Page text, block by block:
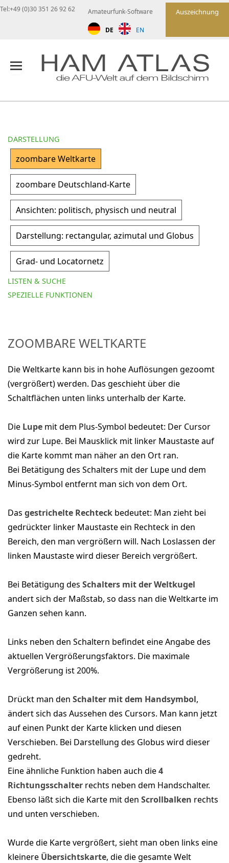
Auszeichnung
Amateurfunk-Software
DE EN
Tel:+49 (0)30 351 26 92 62
DARSTELLUNG
zoombare Weltkarte
zoombare Deutschland-Karte
Ansichten: politisch, physisch und neutral
Darstellung: rectangular, azimutal und Globus
Grad- und Locatornetz
LISTEN & SUCHE
SPEZIELLE FUNKTIONEN
ZOOMBARE WELTKARTE
Die Weltkarte kann bis in hohe Auflösungen gezoomt
(vergrößert) werden. Das geschieht über die
Schaltflächen unten links unterhalb der Karte.
Die Lupe mit dem Plus-Symbol bedeutet: Der Cursor
wird zur Lupe. Bei Mausklick mit linker Maustaste auf
die Karte kommt man näher an den Ort ran.
Bei Betätigung des Schalters mit der Lupe und dem
Minus-Symbol entfernt man sich von dem Ort.
Das gestrichelte Rechteck bedeutet: Man zieht bei
gedrückter linker Maustaste ein Rechteck in den
Bereich, den man vergrößern will. Nach Loslassen der
linken Maustaste wird dieser Bereich vergrößert.
Bei Betätigung des Schalters mit der Weltkugel
andert sich der Maßstab, so dass nan die Weltkarte im
Ganzen sehen kann.
Links neben den Schaltern befindet eine Angabe des
aktuellen Vergrößerungsfaktors. Die maximale
Vergrößerung ist 200%.
Drückt man den Schalter mit dem Handsymbol,
ändert sich das Aussehen des Cursors. Man kann jetzt
auf einen Punkt der Karte klicken und diesen
Verschieben. Bei Darstellung des Globus wird dieser
gedreht.
Eine ähnliche Funktion haben auch die4
Richtungsschalter rechts neben dem Handschalter.
Ebenso läßt sich die Karte mit den Scrollbalken rechts
und unten verschieben.
Wurde die Karte vergrößert, sieht man oben links eine
kleinere Übersichtskarte, die die gesamte Welt